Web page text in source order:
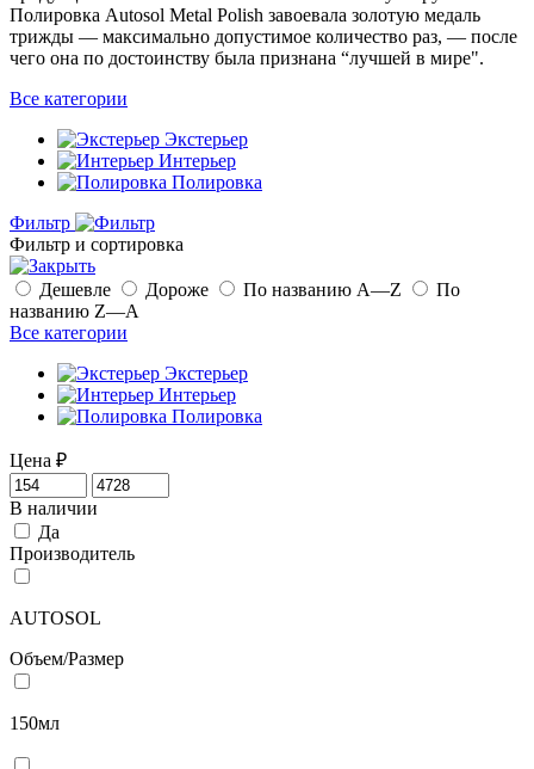
Полировка Autosol Metal Polish завоевала золотую медаль
трижды — максимально допустимое количество раз, — после
чего она по достоинству была признана “лучшей в мире".
Все категории
Экстерьер
Интерьер
Полировка
Фильтр
Фильтр и сортировка
Дешевле Дороже По названию A—Z
По
названию Z—A
Все категории
Экстерьер
Интерьер
Полировка
Цена ₽
В наличии
Да
Производитель
AUTOSOL
Объем/Размер
150мл